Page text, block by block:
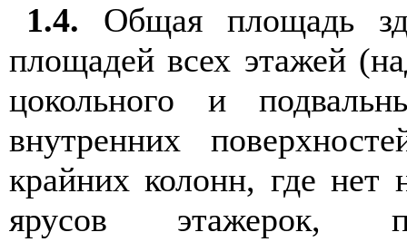
1.4. Общая площадь
площадей всех этажей
цокольного и
внутренних
крайних колонн, где нет
ярусов этажерок,